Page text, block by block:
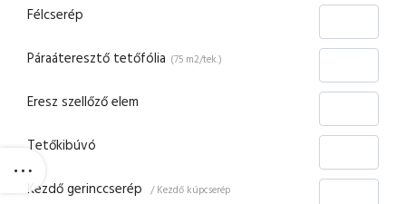
Félcserép
Páraáteresztő tetőfólia (75 m2/tek.)
Eresz szellőző elem
Tetőkibúvó
Kezdő gerinccserép / Kezdő kúpcserép